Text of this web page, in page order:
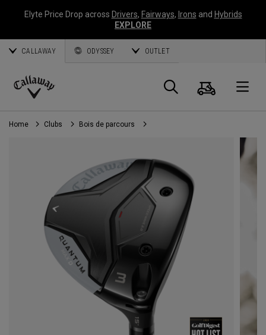
Elyte Price Drop across Drivers, Fairways, Irons and Hybrids
EXPLORE
CALLAWAY ODYSSEY OUTLET
Callaway
Golf
Panier
Home Clubs Bois de parcours